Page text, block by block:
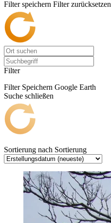
Filter speichern Filter zurücksetzen
Filter
Filter Speichern Google Earth
Suche schließen
Sortierung nach Sortierung